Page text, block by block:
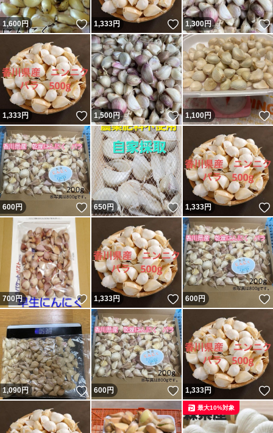
1,600円 いいね！
1,333円 いいね！
1,300円
1,333円 いいね！
1,500円 いいね！
1,100円
600円 いいね！
650円 いいね！
1,333円
700円 いいね！
1,333円 いいね！
600円
1,090円 いいね！
600円 いいね！
1,333円
最大10%対象